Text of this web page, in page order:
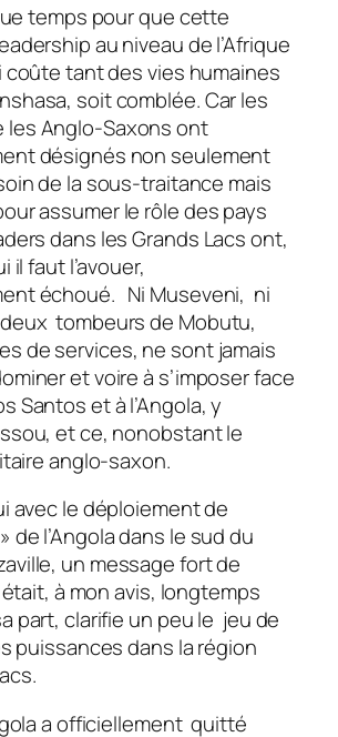
temps pour que cette
au niveau de l’Afrique
coûte tant des vies humaines
soit comblée. Car les
les Anglo-Saxons ont
désignés non seulement
de la sous-traitance mais
assumer le rôle des pays
dans les Grands Lacs ont,
il faut l’avouer,
échoué. Ni Museveni, ni
tombeurs de Mobutu,
de services, ne sont jamais
et voire à s’imposer face
Santos et à l’Angola, y
et ce, nonobstant le
anglo-saxon.
avec le déploiement de
de l’Angola dans le sud du
un message fort de
à mon avis, longtemps
part, clarifie un peu le jeu de
puissances dans la région
a officiellement quitté